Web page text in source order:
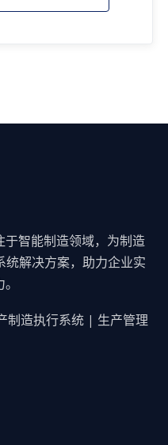
智能制造领域，为制造
统解决方案，助力企业实
制造执行系统 | 生产管理